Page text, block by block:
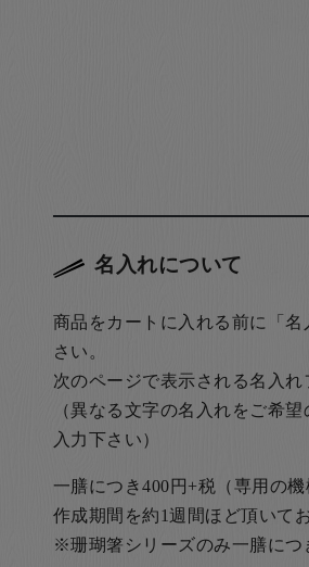
名入れについて
商品をカートに入れる前に「
さい。
次のページで表示される名入れ
（異なる文字の名入れをご希
入力下さい）
一膳につき400円+税（専用の機
作成期間を約1週間ほど頂いて
※珊瑚箸シリーズのみ一膳につ